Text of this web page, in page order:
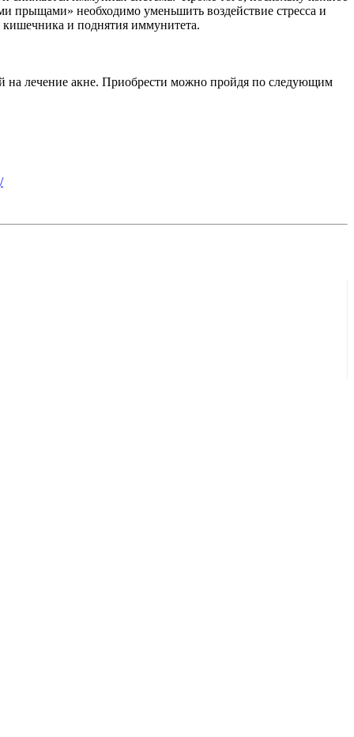
прыщами» необходимо уменьшить воздействие стресса и
и поднятия иммунитета.
на лечение акне. Приобрести можно пройдя по следующим